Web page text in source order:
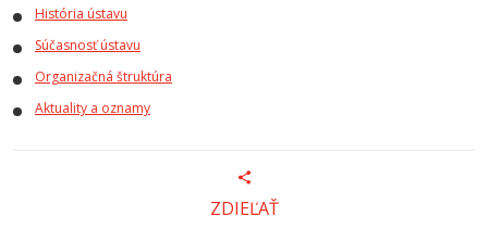
História ústavu
Súčasnosť ústavu
Organizačná štruktúra
Aktuality a oznamy
ZDIEĽAŤ